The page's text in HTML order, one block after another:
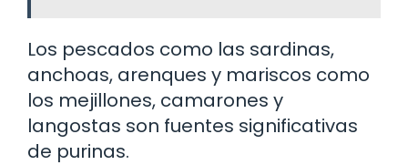
Los pescados como las sardinas,
anchoas, arenques y mariscos como
los mejillones, camarones y
langostas son fuentes significativas
de purinas.